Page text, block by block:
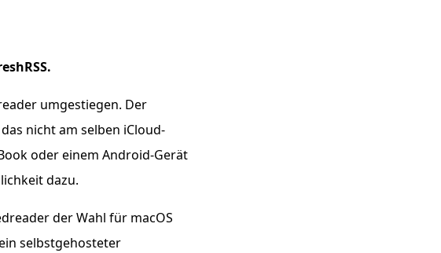
umgestiegen. Der
nicht am selben iCloud-
oder einem Android-Gerät
dazu.
der Wahl für macOS
selbstgehosteter